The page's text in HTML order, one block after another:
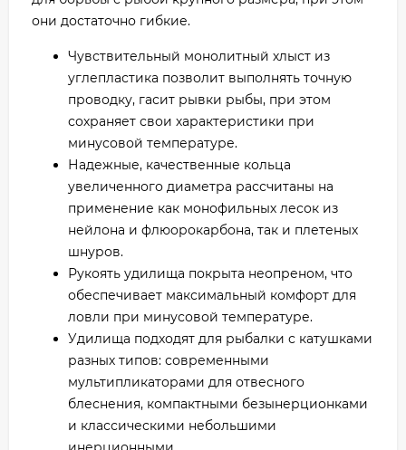
они достаточно гибкие.
Чувствительный монолитный хлыст из
углепластика позволит выполнять точную
проводку, гасит рывки рыбы, при этом
сохраняет свои характеристики при
минусовой температуре.
Надежные, качественные кольца
увеличенного диаметра рассчитаны на
применение как монофильных лесок из
нейлона и флюорокарбона, так и плетеных
шнуров.
Рукоять удилища покрыта неопреном, что
обеспечивает максимальный комфорт для
ловли при минусовой температуре.
Удилища подходят для рыбалки с катушками
разных типов: современными
мультипликаторами для отвесного
блеснения, компактными безынерционками
и классическими небольшими